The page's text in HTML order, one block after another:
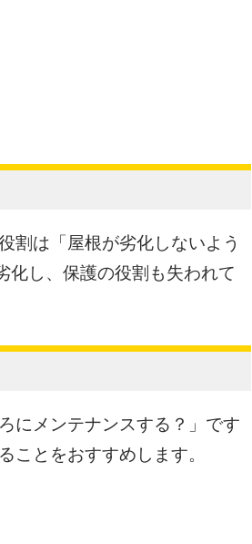
割は「屋根が劣化しないよう
化し、保護の役割も失われて
にメンテナンスする？」です
ことをおすすめします。